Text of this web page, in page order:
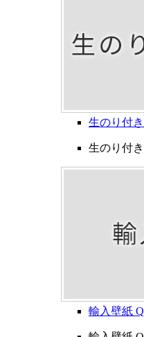
生のり付
生のり付
輸入壁紙